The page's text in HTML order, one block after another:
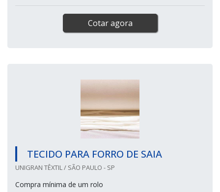
Cotar agora
TECIDO PARA FORRO DE SAIA
UNIGRAN TÊXTIL / SÃO PAULO - SP
Compra mínima de um rolo